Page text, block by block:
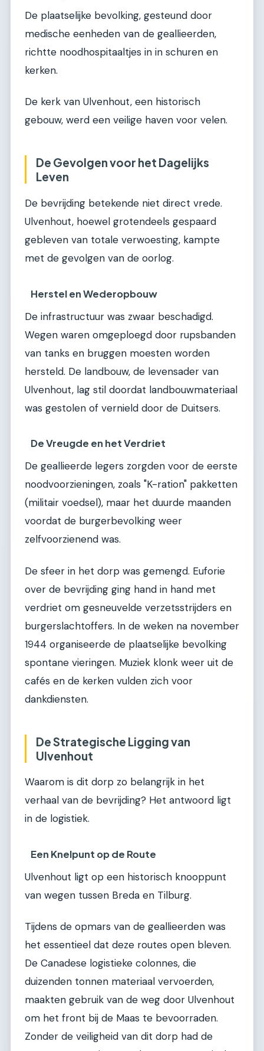
De plaatselijke bevolking, gesteund door
medische eenheden van de geallieerden,
richtte noodhospitaaltjes in in schuren en
kerken.
De kerk van Ulvenhout, een historisch
gebouw, werd een veilige haven voor velen.
De Gevolgen voor het Dagelijks
Leven
De bevrijding betekende niet direct vrede.
Ulvenhout, hoewel grotendeels gespaard
gebleven van totale verwoesting, kampte
met de gevolgen van de oorlog.
Herstel en Wederopbouw
De infrastructuur was zwaar beschadigd.
Wegen waren omgeploegd door rupsbanden
van tanks en bruggen moesten worden
hersteld. De landbouw, de levensader van
Ulvenhout, lag stil doordat landbouwmateriaal
was gestolen of vernield door de Duitsers.
De Vreugde en het Verdriet
De geallieerde legers zorgden voor de eerste
noodvoorzieningen, zoals "K-ration" pakketten
(militair voedsel), maar het duurde maanden
voordat de burgerbevolking weer
zelfvoorzienend was.
De sfeer in het dorp was gemengd. Euforie
over de bevrijding ging hand in hand met
verdriet om gesneuvelde verzetsstrijders en
burgerslachtoffers. In de weken na november
1944 organiseerde de plaatselijke bevolking
spontane vieringen. Muziek klonk weer uit de
cafés en de kerken vulden zich voor
dankdiensten.
De Strategische Ligging van
Ulvenhout
Waarom is dit dorp zo belangrijk in het
verhaal van de bevrijding? Het antwoord ligt
in de logistiek.
Een Knelpunt op de Route
Ulvenhout ligt op een historisch knooppunt
van wegen tussen Breda en Tilburg.
Tijdens de opmars van de geallieerden was
het essentieel dat deze routes open bleven.
De Canadese logistieke colonnes, die
duizenden tonnen materiaal vervoerden,
maakten gebruik van de weg door Ulvenhout
om het front bij de Maas te bevoorraden.
Zonder de veiligheid van dit dorp had de